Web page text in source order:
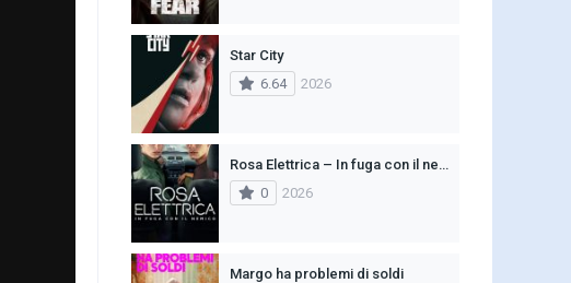
Star City
6.64
2026
Rosa Elettrica – In fuga con il nemico
0
2026
Margo ha problemi di soldi